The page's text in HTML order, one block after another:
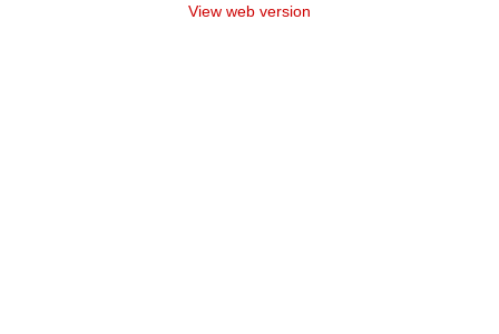
View web version